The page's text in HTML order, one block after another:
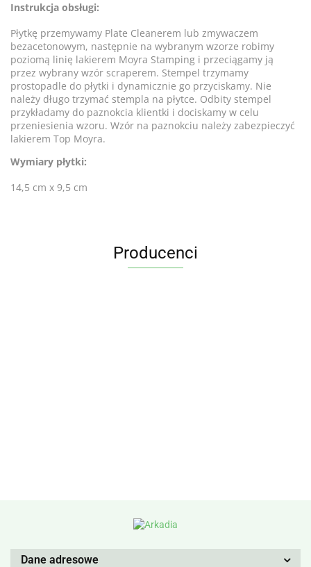
Instrukcja obsługi:
Płytkę przemywamy Plate Cleanerem lub zmywaczem
bezacetonowym, następnie na wybranym wzorze robimy
poziomą linię lakierem Moyra Stamping i przeciągamy ją
przez wybrany wzór scraperem. Stempel trzymamy
prostopadle do płytki i dynamicznie go przyciskamy. Nie
należy długo trzymać stempla na płytce. Odbity stempel
przykładamy do paznokcia klientki i dociskamy w celu
przeniesienia wzoru. Wzór na paznokciu należy zabezpieczyć
lakierem Top Moyra.
Wymiary płytki:
14,5 cm x 9,5 cm
Producenci
Dane adresowe